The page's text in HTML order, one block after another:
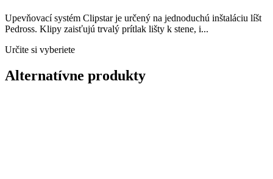
Upevňovací systém Clipstar je určený na jednoduchú inštaláciu líšt
Pedross. Klipy zaisťujú trvalý prítlak lišty k stene, i...
Určite si vyberiete
Alternatívne produkty